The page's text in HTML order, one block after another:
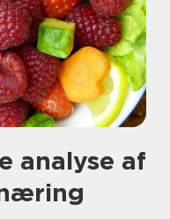
analyse af